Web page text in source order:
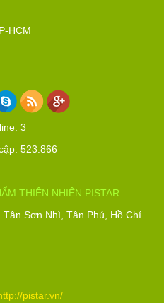
HCM
3
523.866
THIÊN NHIÊN PISTAR
Tân Sơn Nhì, Tân Phú, Hồ Chí
pistar.vn/